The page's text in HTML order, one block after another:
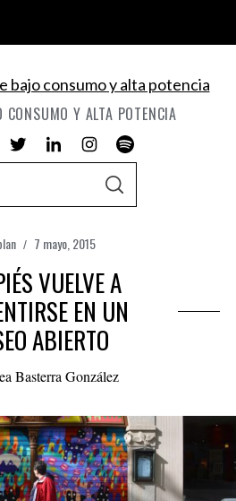
CONSUMO Y ALTA POTENCIA
S
7 mayo, 2015
VUELVE A
EN UN
ABIERTO
Basterra González